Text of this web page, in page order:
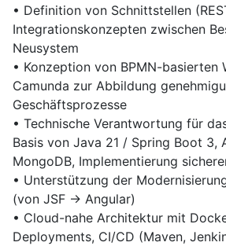
• Definition von Schnittstellen
Integrationskonzepten zwischen
Neusystem
• Konzeption von BPMN-basierten
Camunda zur Abbildung
Geschäftsprozesse
• Technische Verantwortung für
Basis von Java 21 / Spring Boot 3,
MongoDB, Implementierung
• Unterstützung der
(von JSF → Angular)
• Cloud-nahe Architektur mit
Deployments, CI/CD (Maven,